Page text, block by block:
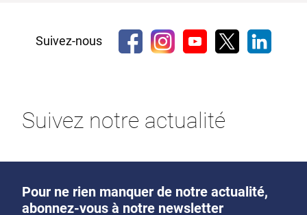
Suivez-nous
Suivez notre actualité
Pour ne rien manquer de notre actualité,
abonnez-vous à notre newsletter